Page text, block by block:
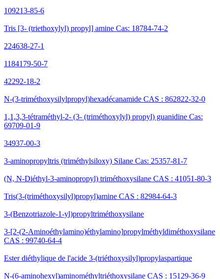
109213-85-6
Tris [3- (triethoxylyl) propyl] amine Cas: 18784-74-2
224638-27-1
1184179-50-7
42292-18-2
N-(3-triméthoxysilylpropyl)hexadécanamide CAS : 862822-32-0
1,1,3,3-tétraméthyl-2- (3- (triméthoxylyl) propyl) guanidine Cas:
69709-01-9
34937-00-3
3-aminopropyltris (triméthylsiloxy) Silane Cas: 25357-81-7
(N, N-Diéthyl-3-aminopropyl) triméthoxysilane CAS : 41051-80-3
Tris(3-(triméthoxysilyl)propyl)amine CAS : 82984-64-3
3-(Benzotriazole-1-yl)propyltriméthoxysilane
3-[2-(2-Aminoéthylamino)éthylamino]propylméthyldiméthoxysilane
CAS : 99740-64-4
Ester diéthylique de l'acide 3-(triéthoxysilyl)propylaspartique
N-(6-aminohexyl)aminométhyltriéthoxysilane CAS : 15129-36-9